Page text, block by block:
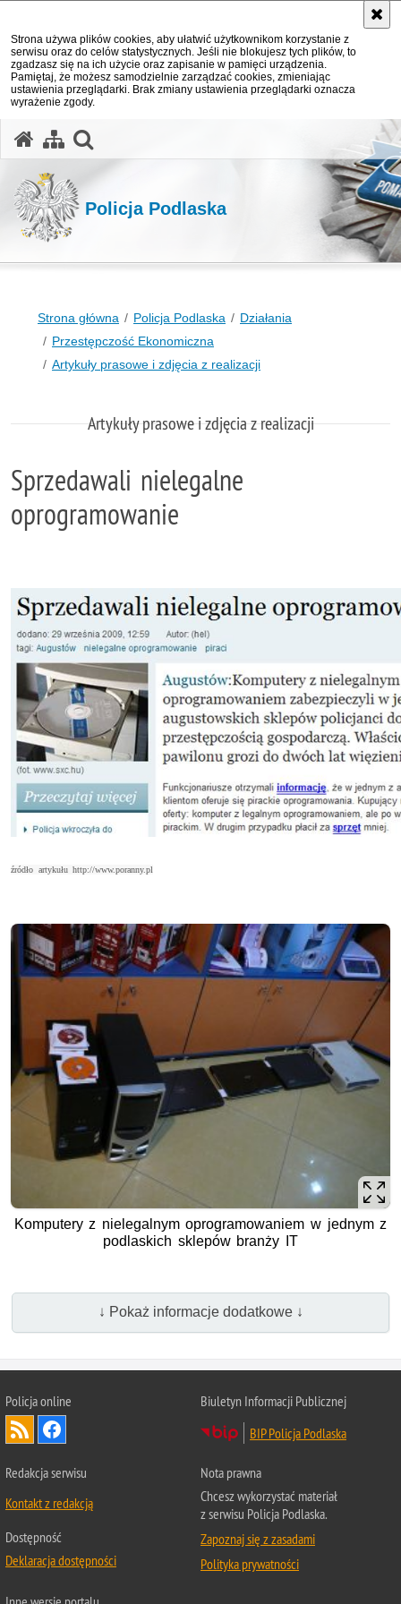
Strona używa plików cookies, aby ułatwić użytkownikom korzystanie z
serwisu oraz do celów statystycznych. Jeśli nie blokujesz tych plików, to
zgadzasz się na ich użycie oraz zapisanie w pamięci urządzenia.
Pamiętaj, że możesz samodzielnie zarządzać cookies, zmieniając
ustawienia przeglądarki. Brak zmiany ustawienia przeglądarki oznacza
wyrażenie zgody.
Policja Podlaska
Strona główna Policja Podlaska
Działania
Przestępczość Ekonomiczna
Artykuły prasowe i zdjęcia z realizacji
Artykuły prasowe i zdjęcia z realizacji
Sprzedawali nielegalne
oprogramowanie
źródło artykułu http://www.poranny.pl
Komputery z nielegalnym oprogramowaniem w jednym z
podlaskich sklepów branży IT
↓ Pokaż informacje dodatkowe ↓
Policja online
Biuletyn Informacji Publicznej
BIP Policja Podlaska
Redakcja serwisu
Kontakt z redakcją
Dostępność
Deklaracja dostępności
Nota prawna
Chcesz wykorzystać materiał
z serwisu Policja Podlaska.
Zapoznaj się z zasadami
Polityka prywatności